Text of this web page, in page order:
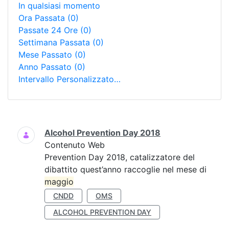
In qualsiasi momento
Ora Passata (0)
Passate 24 Ore (0)
Settimana Passata (0)
Mese Passato (0)
Anno Passato (0)
Intervallo Personalizzato…
Ricerca
Alcohol Prevention Day 2018
Contenuto Web
Prevention Day 2018, catalizzatore del
dibattito quest’anno raccoglie nel mese di
maggio
CNDD
OMS
ALCOHOL PREVENTION DAY